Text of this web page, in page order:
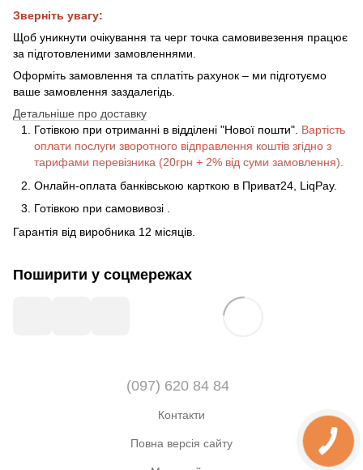
Зверніть увагу:
Щоб уникнути очікування та черг точка самовивезення працює
за підготовленими замовленнями.
Оформіть замовлення та сплатіть рахунок – ми підготуємо
ваше замовлення заздалегідь.
Детальніше про доставку
Готівкою при отриманні в відділені "Нової пошти". Вартість
оплати послуги зворотного відправлення коштів згідно з
тарифами перевізника (20грн + 2% від суми замовлення).
Онлайн-оплата банківською карткою в Приват24, LiqPay.
Готівкою при самовивозі
Гарантія від виробника 12 місяців.
Поширити у соцмережах
(097) 620 84 84
Контакти
Повна версія сайту